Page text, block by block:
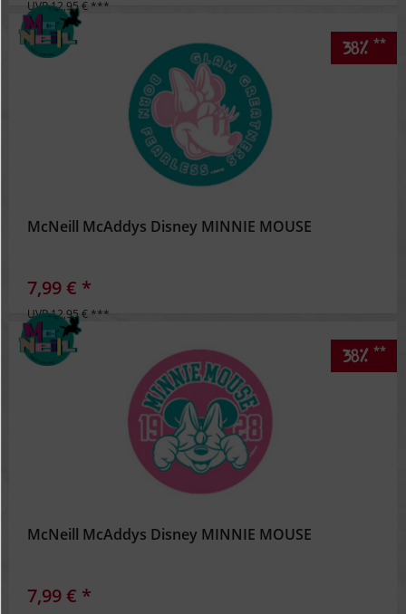
UVP 12,95 € ***
38% **
McNeill McAddys Disney MINNIE MOUSE
7,99 € *
UVP 12,95 € ***
38% **
McNeill McAddys Disney MINNIE MOUSE
7,99 € *